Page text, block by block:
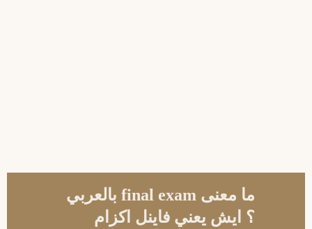
ما معنى final exam بالعربي
؟ ايش يعني فاينل اكزام